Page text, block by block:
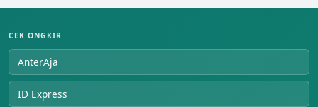
CEK ONGKIR
AnterAja
ID Express